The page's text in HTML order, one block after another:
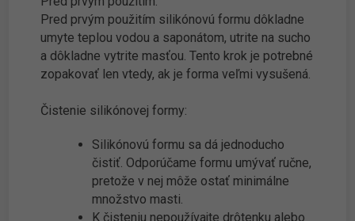
Pred prvým použitím silikónovú formu dôkladne
umyte teplou vodou a saponátom, utrite na sucho
a dôkladne vytrite masťou. Tento krok je potrebné
zopakovať len vtedy, ak je forma veľmi vysušená.
Čistenie silikónovej formy:
Silikónovú formu sa dá jednoducho
čistiť. Odporúčame formu umývať ručne,
pretože v nej môže ostať minimálne
množstvo masti.
K čisteniu nepoužívajte drôtenku alebo